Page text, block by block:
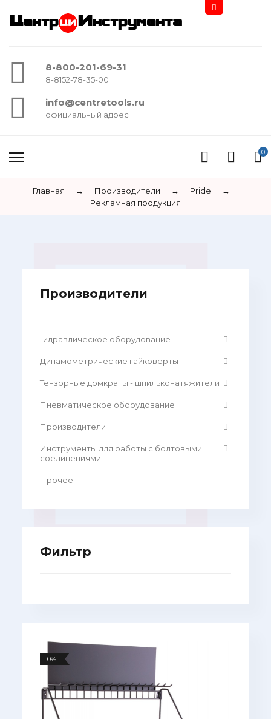
Центр Инструмента
8-800-201-69-31
8-8152-78-35-00
info@centretools.ru
официальный адрес
0
Главная → Производители → Pride
→
Рекламная продукция
Производители
Гидравлическое оборудование
Динамометрические гайковерты
Тензорные домкраты - шпильконатяжители
Пневматическое оборудование
Производители
Инструменты для работы с болтовыми
соединениями
Прочее
Фильтр
0%